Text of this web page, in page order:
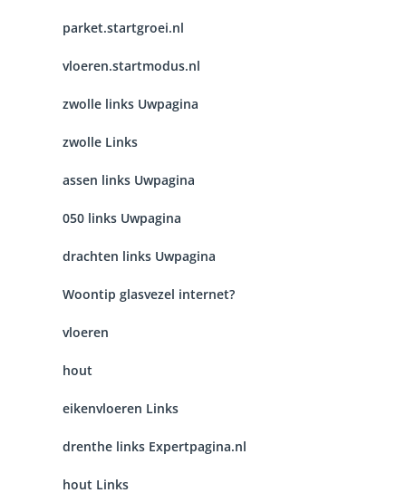
parket.startgroei.nl
vloeren.startmodus.nl
zwolle links Uwpagina
zwolle Links
assen links Uwpagina
050 links Uwpagina
drachten links Uwpagina
Woontip glasvezel internet?
vloeren
hout
eikenvloeren Links
drenthe links Expertpagina.nl
hout Links